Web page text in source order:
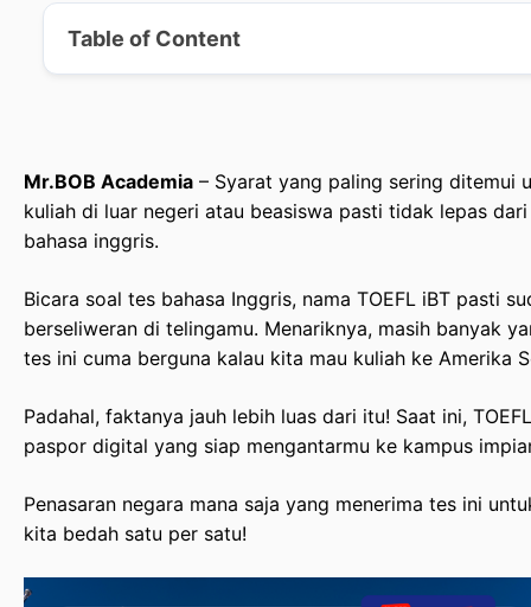
Table of Content
Mengapa Menggunakan TOEFL iBT, Bukan IELTS? Ini
Daftar 13 Negara & Universitas Terbaik Tujuan S1
Kesimpulan: Siapkan Skor TOEFL iBT-mu dari
Mr.BOB Academia – Syarat yang paling sering ditemui
kuliah di luar negeri atau beasiswa pasti tidak lepas
bahasa inggris.
Bicara soal tes bahasa Inggris, nama TOEFL iBT pasti
berseliweran di telingamu. Menariknya, masih banyak
tes ini cuma berguna kalau kita mau kuliah ke Amerika
Padahal, faktanya jauh lebih luas dari itu! Saat ini,
paspor digital yang siap mengantarmu ke kampus
Penasaran negara mana saja yang menerima tes ini
kita bedah satu per satu!